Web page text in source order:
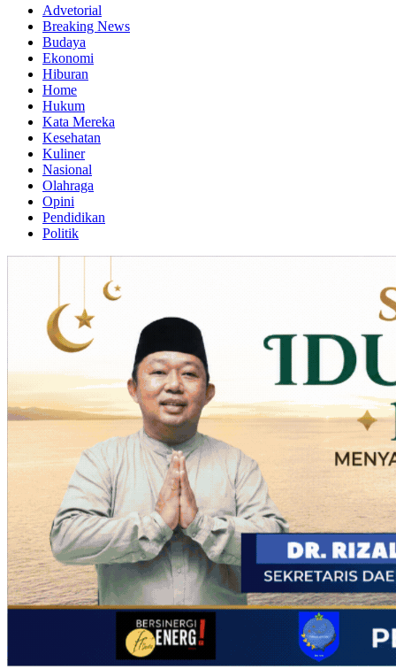
Advetorial
Breaking News
Budaya
Ekonomi
Hiburan
Home
Hukum
Kata Mereka
Kesehatan
Kuliner
Nasional
Olahraga
Opini
Pendidikan
Politik